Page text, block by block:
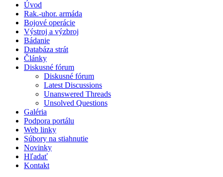
Úvod
Rak.-uhor. armáda
Bojové operácie
Výstroj a výzbroj
Bádanie
Databáza strát
Články
Diskusné fórum
Diskusné fórum
Latest Discussions
Unanswered Threads
Unsolved Questions
Galéria
Podpora portálu
Web linky
Súbory na stiahnutie
Novinky
Hľadať
Kontakt